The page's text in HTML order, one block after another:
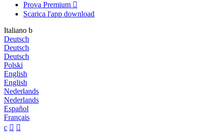
Prova Premium 
Scarica l'app download
Italiano b
Deutsch
Deutsch
Deutsch
Polski
English
English
Nederlands
Nederlands
Español
Français
c  